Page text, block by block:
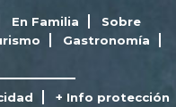
En Familia
Sobre
Gastronomía
+ Info protección